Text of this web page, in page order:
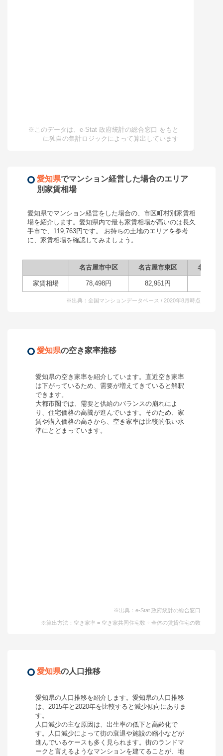
※このデータは、e-Stat 政府統計の総合窓口 をもと
に独自の集計ロジックによって算出しています
愛知県でマンション経営した場合のエリア
別家賃相場
愛知県でマンション経営をした場合の、市区町村別家賃相
場を紹介します。 愛知県内で最も家賃相場が高いのは長久
手市で、 119,763円です。 お持ちの土地のエリアを参考
に、家賃相場を確認してみましょう。
名古屋市中区 名古屋市東区 名古屋
家賃相場 78,498円 82,951円
※出典：全国マンションデータベース / 2020年8月時点
愛知県の空き家率推移
愛知県の空き家率を紹介しています。直近空き家率
は下がっているため、需要が増えてきている と解釈
できます。
大都市圏では、需要と供給のバランスの崩れによ
り、住宅価格の高騰が進んでいます。そのため、家
賃や購入価格の高さから、空き家率は比較的低い水
準にとどまっています。
※出典：e-Stat 政府統計の総合窓口
※算出方法：空き家率 = 空き家共同住宅数 ÷ 全体の賃貸住宅の数
愛知県の人口推移
愛知県の人口推移を紹介します。 愛知県の人口推移
は、2015年と2020年を比較すると 減少傾向にありま
す。
人口減少の主な原因は、出生率の低下と高齢化で
す。人口減少によって街の衰退や施設の縮小などが
進んでいるケースも多く見られます。街のランドマ
ークと言えるようなマンションを建てることが、地